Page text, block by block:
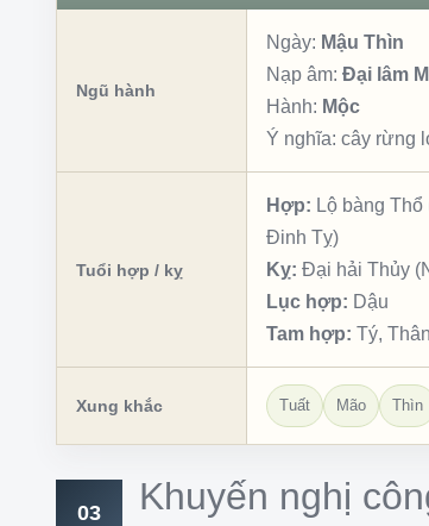
Ngũ hành
Ngày: Mậu Thìn
Nạp âm: Đại lâm
Hành: Mộc
Ý nghĩa: cây rừng
Tuổi hợp / kỵ
Hợp: Lộ bàng
Đinh Tỵ)
Kỵ: Đại hải Thủy
Lục hợp: Dậu
Tam hợp: Tý, Thân
Xung khắc Tuất Mão Thìn
03 Khuyến nghị